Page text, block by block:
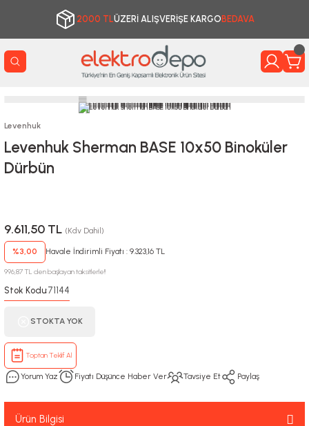
2000 TLÜZERİ ALIŞVERİŞE KARGO BEDAVA
Levenhuk
Levenhuk Sherman BASE 10x50 Binoküler
Dürbün
9.611,50 TL (Kdv Dahil)
%3,00 Havale İndirimli Fiyatı : 9.323,16 TL
996,87 TL den başlayan taksitlerle!!
Stok Kodu:71144
STOKTA YOK
Toptan Teklif Al
Yorum Yaz Fiyatı Düşünce Haber Ver Tavsiye Et Paylaş
Ürün Bilgisi